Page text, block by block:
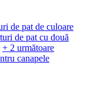
de pat de culoare
de pat cu două
+ 2 următoare
canapele